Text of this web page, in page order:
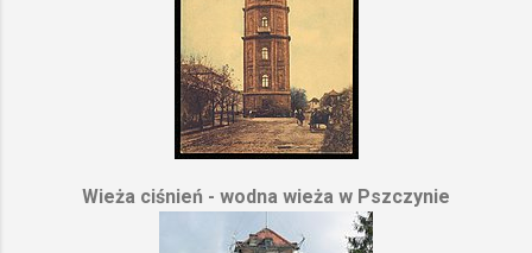
Wieża ciśnień - wodna wieża w Pszczynie